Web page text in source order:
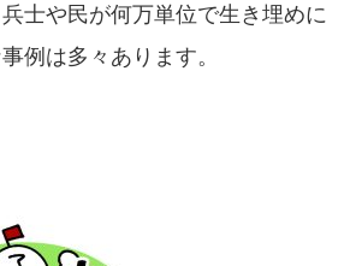
士や民が何万単位で生き埋めに
例は多々あります。